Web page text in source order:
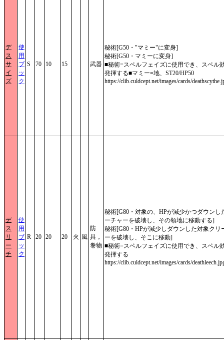
デ
ス
サ
イ
ズ
使
用
ブ
ッ
ク
S 70 10 15 武器
秘術[G50・"マミー"に変身]
秘術[G50・マミーに変身]
■秘術=スペルフェイズに使用でき、スペル
発揮する■マミー=地、ST20/HP50
https://clib.culdcept.net/images/cards/
デ
ス
リ
ー
チ
使
用
ブ
ッ
ク
R 20 20 20 火 風
防
具，
巻物
秘術[G80・対象の、HPが減少かつダウンし
ーチャーを破壊し、その領地に移動する]
秘術[G80・HPが減少しダウンした対象クリ
ーを破壊し、そこに移動]
■秘術=スペルフェイズに使用でき、スペル
発揮する
https://clib.culdcept.net/images/cards/